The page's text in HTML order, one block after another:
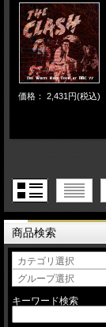
価格： 2,431円(税込)
商品検索
キーワード検索